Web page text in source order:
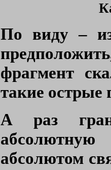
По виду –
фрагмент
такие острые
А раз
абсолютом